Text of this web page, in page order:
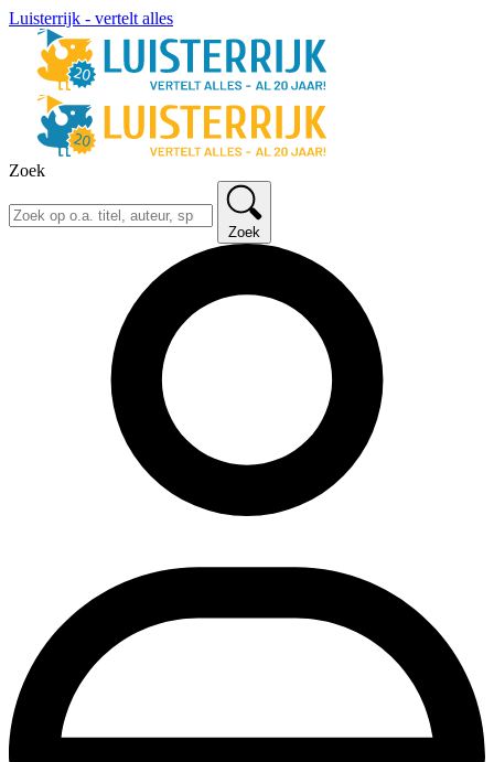
Luisterrijk - vertelt alles
Zoek
Zoek